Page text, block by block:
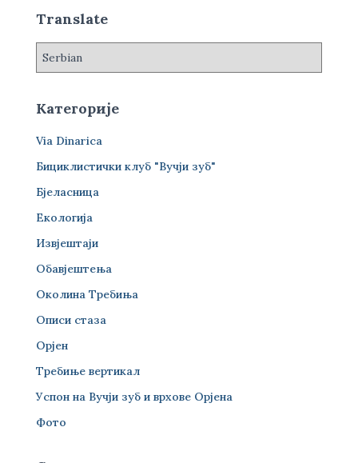
а
Translate
Категорије
Via Dinarica
Бициклистички клуб "Вучји зуб"
Бјеласница
Екологија
Извјештаји
Обавјештења
Околина Требиња
Описи стаза
Орјен
Требиње вертикал
Успон на Вучји зуб и врхове Орјена
Фото